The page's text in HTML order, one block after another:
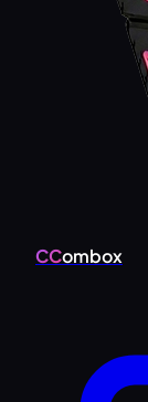
CCombox